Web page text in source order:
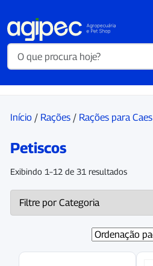
Início / Rações / Rações para Caes
Petiscos
Exibindo 1–12 de 31 resultados